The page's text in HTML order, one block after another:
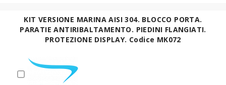
KIT VERSIONE MARINA AISI 304. BLOCCO PORTA.
PARATIE ANTIRIBALTAMENTO. PIEDINI FLANGIATI.
PROTEZIONE DISPLAY. Codice MK072